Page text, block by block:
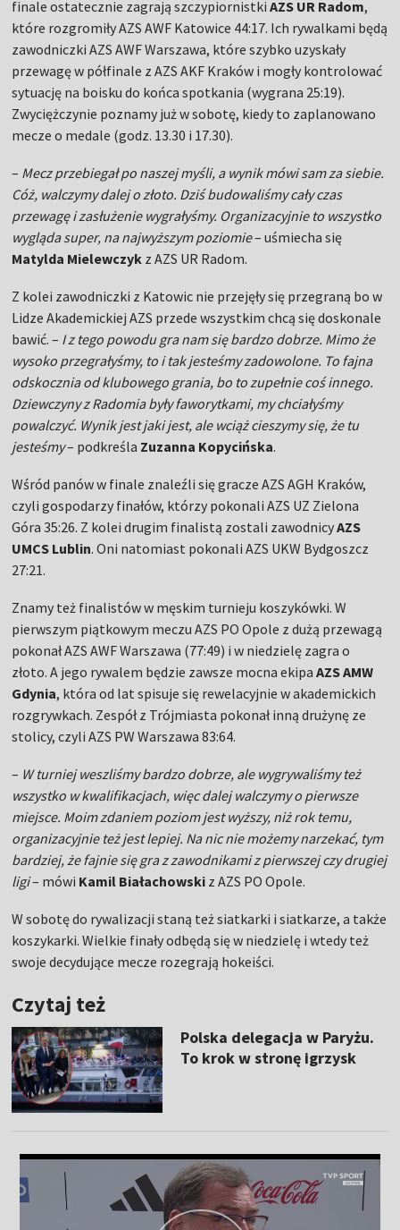
finale ostatecznie zagrają szczypiornistkiAZS UR Radom,
które rozgromiły AZS AWF Katowice 44:17. Ich rywalkami będą
zawodniczki AZS AWF Warszawa, które szybko uzyskały
przewagę w półfinale z AZS AKF Kraków i mogły kontrolować
sytuację na boisku do końca spotkania (wygrana 25:19).
Zwyciężczynie poznamy już w sobotę, kiedy to zaplanowano
mecze o medale (godz. 13.30 i 17.30).
– Mecz przebiegał po naszej myśli, a wynik mówi sam za siebie.
Cóż, walczymy dalej o złoto. Dziś budowaliśmy cały czas
przewagę i zasłużenie wygrałyśmy. Organizacyjnie to wszystko
wygląda super, na najwyższym poziomie– uśmiecha się
Matylda Mielewczyk z AZS UR Radom.
Z kolei zawodniczki z Katowic nie przejęły się przegraną bo w
Lidze Akademickiej AZS przede wszystkim chcą się doskonale
bawić. – I z tego powodu gra nam się bardzo dobrze. Mimo że
wysoko przegrałyśmy, to i tak jesteśmy zadowolone. To fajna
odskocznia od klubowego grania, bo to zupełnie coś innego.
Dziewczyny z Radomia były faworytkami, my chciałyśmy
powalczyć. Wynik jest jaki jest, ale wciąż cieszymy się, że tu
jesteśmy– podkreśla Zuzanna Kopycińska.
Wśród panów w finale znaleźli się gracze AZS AGH Kraków,
czyli gospodarzy finałów, którzy pokonali AZS UZ Zielona
Góra 35:26. Z kolei drugim finalistą zostali zawodnicyAZS
UMCS Lublin. Oni natomiast pokonali AZS UKW Bydgoszcz
27:21.
Znamy też finalistów w męskim turnieju koszykówki. W
pierwszym piątkowym meczu AZS PO Opole z dużą przewagą
pokonał AZS AWF Warszawa (77:49) i w niedzielę zagra o
złoto. A jego rywalem będzie zawsze mocna ekipa AZS AMW
Gdynia, która od lat spisuje się rewelacyjnie w akademickich
rozgrywkach. Zespół z Trójmiasta pokonał inną drużynę ze
stolicy, czyli AZS PW Warszawa 83:64.
– W turniej weszliśmy bardzo dobrze, ale wygrywaliśmy też
wszystko w kwalifikacjach, więc dalej walczymy o pierwsze
miejsce. Moim zdaniem poziom jest wyższy, niż rok temu,
organizacyjnie też jest lepiej. Na nic nie możemy narzekać, tym
bardziej, że fajnie się gra z zawodnikami z pierwszej czy drugiej
ligi– mówi Kamil Białachowski z AZS PO Opole.
W sobotę do rywalizacji staną też siatkarki i siatkarze, a także
koszykarki. Wielkie finały odbędą się w niedzielę i wtedy też
swoje decydujące mecze rozegrają hokeiści.
Czytaj też
Polska delegacja w Paryżu.
To krok w stronę igrzysk